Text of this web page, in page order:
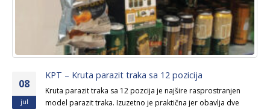
08
jul
KPT – Kruta parazit traka sa 12 pozicija
Kruta parazit traka sa 12 pozcija je najšire rasprostranjen
model parazit traka. Izuzetno je praktična jer obavlja dve